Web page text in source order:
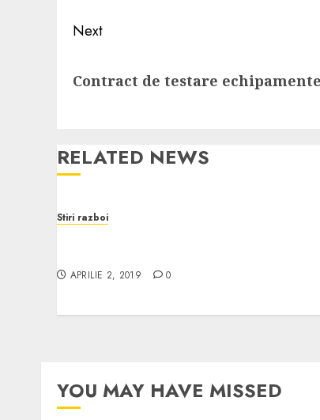
Next
post:
Contract de testare
RELATED NEWS
Stiri razboi
APRILIE 2, 2019 0
YOU MAY HAVE MISSED